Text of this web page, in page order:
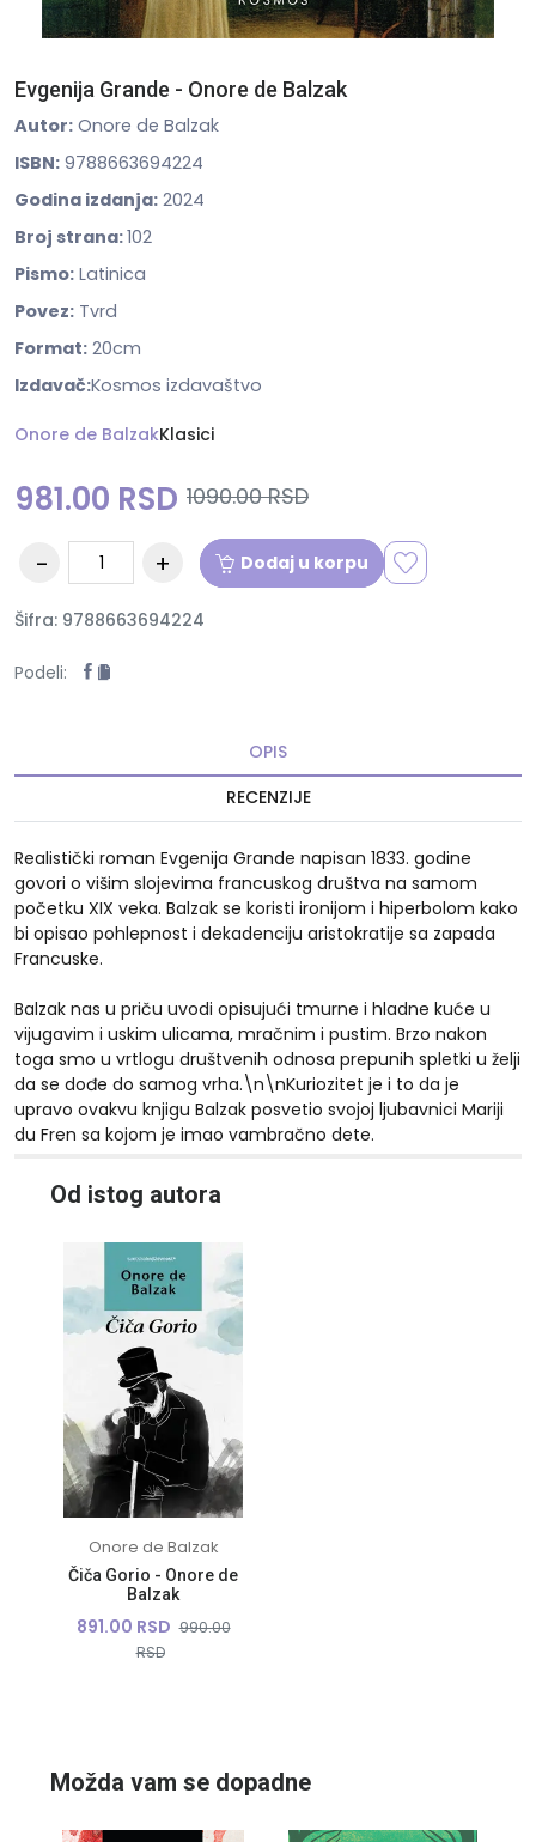
Evgenija Grande - Onore de Balzak
Autor: Onore de Balzak
ISBN: 9788663694224
Godina izdanja: 2024
Broj strana:102
Pismo: Latinica
Povez: Tvrd
Format: 20cm
Izdavač:Kosmos izdavaštvo
Onore de BalzakKlasici
981.00 RSD 1090.00 RSD
Dodaj u korpu
Šifra: 9788663694224
Podeli:
OPIS
RECENZIJE
Realistički roman Evgenija Grande napisan 1833. godine
govori o višim slojevima francuskog društva na samom
početku XIX veka. Balzak se koristi ironijom i hiperbolom kako
bi opisao pohlepnost i dekadenciju aristokratije sa zapada
Francuske.
Balzak nas u priču uvodi opisujući tmurne i hladne kuće u
vijugavim i uskim ulicama, mračnim i pustim. Brzo nakon
toga smo u vrtlogu društvenih odnosa prepunih spletki u želji
da se dođe do samog vrha.\n\nKuriozitet je i to da je
upravo ovakvu knjigu Balzak posvetio svojoj ljubavnici Mariji
du Fren sa kojom je imao vambračno dete.
Od istog autora
Onore de Balzak
Čiča Gorio - Onore de
Balzak
891.00 RSD 990.00
RSD
Možda vam se dopadne